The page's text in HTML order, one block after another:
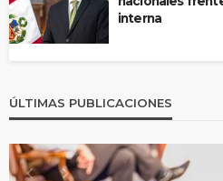
interna
ÚLTIMAS PUBLICACIONES